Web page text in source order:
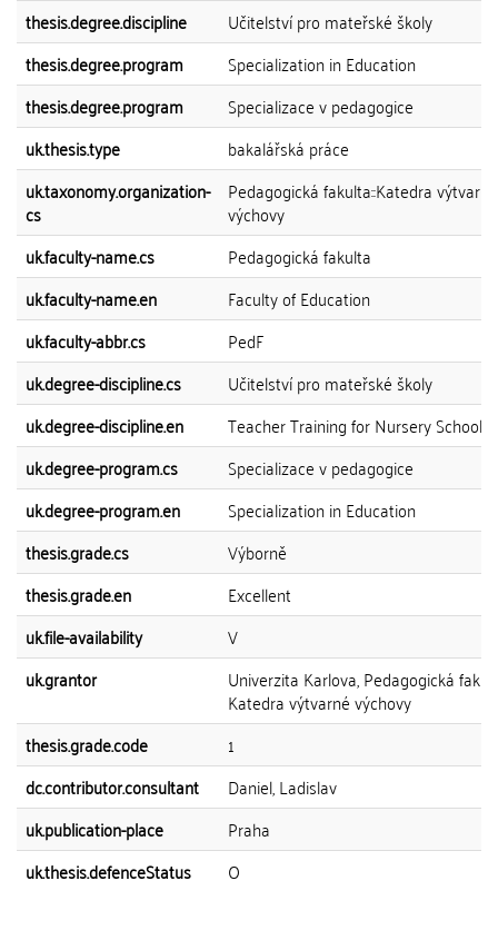
thesis.degree.discipline
Učitelství pro mateřské školy
thesis.degree.program
Specialization in Education
thesis.degree.program
Specializace v pedagogice
uk.thesis.type
bakalářská práce
uk.taxonomy.organization-
cs
Pedagogická fakulta::Katedra výtvarné
výchovy
uk.faculty-name.cs
Pedagogická fakulta
uk.faculty-name.en
Faculty of Education
uk.faculty-abbr.cs
PedF
uk.degree-discipline.cs
Učitelství pro mateřské školy
uk.degree-discipline.en
Teacher Training for Nursery Schools
uk.degree-program.cs
Specializace v pedagogice
uk.degree-program.en
Specialization in Education
thesis.grade.cs
Výborně
thesis.grade.en
Excellent
uk.file-availability
V
uk.grantor
Univerzita Karlova, Pedagogická
Katedra výtvarné výchovy
thesis.grade.code
1
dc.contributor.consultant
Daniel, Ladislav
uk.publication-place
Praha
uk.thesis.defenceStatus
O